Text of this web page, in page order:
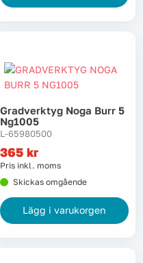
Gradverktyg Noga Burr 5
Ng1005
L-65980500
365 kr
Pris inkl. moms
Skickas omgående
Lägg i varukorgen